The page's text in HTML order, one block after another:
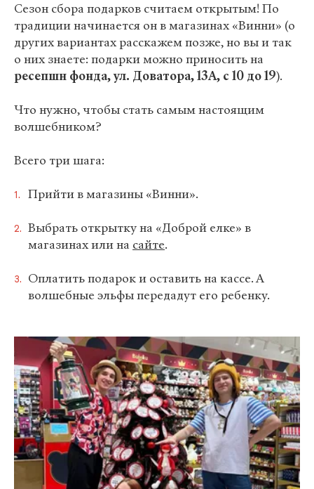
Сезон сбора подарков считаем открытым! По
традиции начинается он в магазинах «Винни» (о
других вариантах расскажем позже, но вы и так
о них знаете: подарки можно приносить на
ресепшн фонда, ул. Доватора, 13А, с 10 до 19).
Что нужно, чтобы стать самым настоящим
волшебником?
Всего три шага:
Прийти в магазины «Винни».
Выбрать открытку на «Доброй елке» в
магазинах или на сайте.
Оплатить подарок и оставить на кассе. А
волшебные эльфы передадут его ребенку.